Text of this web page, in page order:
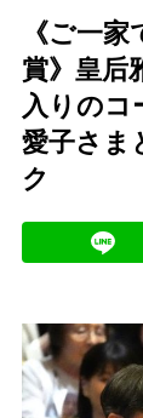
《ご一
賞》皇后
入りのコ
愛子さま
ク